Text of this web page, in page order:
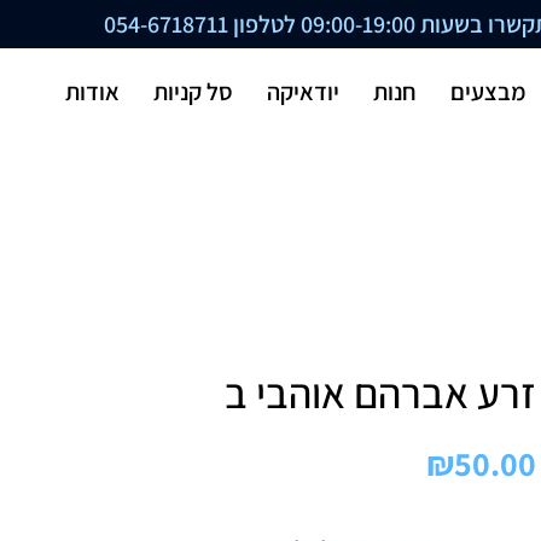
09:00-19:00 לטלפון 054-6718711
מבצעים חנות יודאיקה סל קניות אודות
זרע אברהם אוהבי ב
₪50.00